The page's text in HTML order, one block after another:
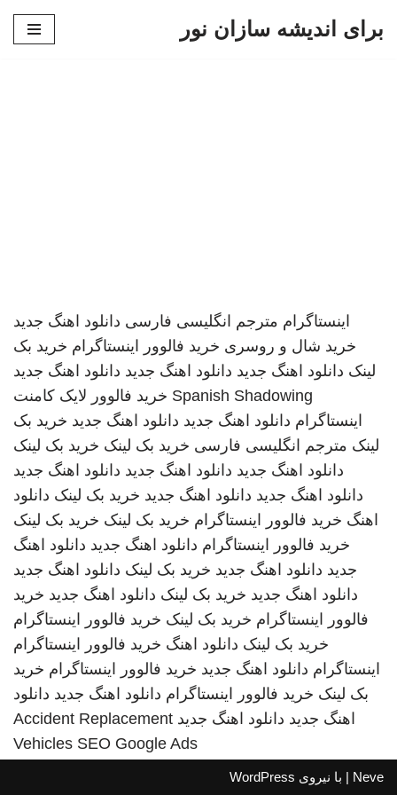
برای اندیشه سازان نور
اینستاگرام مترجم انگلیسی فارسی دانلود اهنگ جدید
خرید شال و روسری خرید فالوور اینستاگرام خرید بک
لینک دانلود اهنگ جدید دانلود اهنگ جدید دانلود اهنگ جدید
Spanish Shadowing خرید فالوور لایک کامنت
اینستاگرام دانلود اهنگ جدید دانلود اهنگ جدید خرید بک
لینک مترجم انگلیسی فارسی خرید بک لینک خرید بک لینک
دانلود اهنگ جدید دانلود اهنگ جدید دانلود اهنگ جدید
دانلود اهنگ جدید دانلود اهنگ جدید خرید بک لینک دانلود
اهنگ خرید فالوور اینستاگرام خرید بک لینک خرید بک لینک
خرید فالوور اینستاگرام دانلود اهنگ جدید دانلود اهنگ
جدید دانلود اهنگ جدید خرید بک لینک دانلود اهنگ جدید
دانلود اهنگ جدید خرید بک لینک دانلود اهنگ جدید خرید
فالوور اینستاگرام خرید بک لینک خرید فالوور اینستاگرام
خرید بک لینک دانلود اهنگ خرید فالوور اینستاگرام
اینستاگرام دانلود اهنگ جدید خرید فالوور اینستاگرام خرید
بک لینک خرید فالوور اینستاگرام دانلود اهنگ جدید دانلود
اهنگ جدید دانلود اهنگ جدید Accident Replacement
Vehicles SEO Google Ads
Neve | با نیروی WordPress